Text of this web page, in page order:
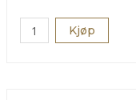
Kjøp